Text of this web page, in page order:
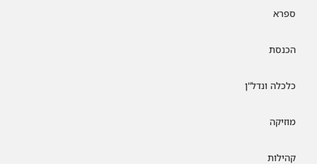
ספרא
הכנסת
כלכלה ונדל"ן
מוזיקה
קהילות